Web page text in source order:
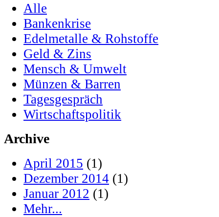
Alle
Bankenkrise
Edelmetalle & Rohstoffe
Geld & Zins
Mensch & Umwelt
Münzen & Barren
Tagesgespräch
Wirtschaftspolitik
Archive
April 2015 (1)
Dezember 2014 (1)
Januar 2012 (1)
Mehr...